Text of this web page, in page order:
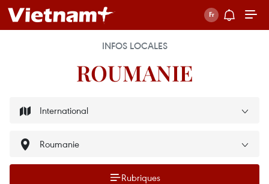
INFOS LOCALES
ROUMANIE
Rubriques